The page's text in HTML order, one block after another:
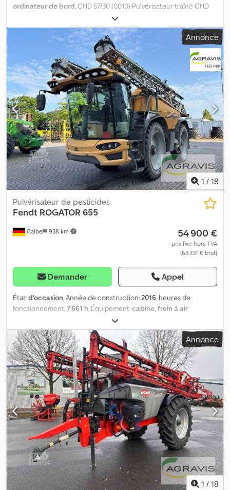
ordinateur de bord, CHD 57/30 (0010) Pulvérisateur traîné CHD
57/30 d'occasion Dksdpfsyyrmpox Acnsr (0020) Contrôle
technique pulvérisateur valable jusqu'en 2027 (0030)
Compensation de dévers (0040) Largeur de travail 30 m (0040)
Porte-buse simple (0050) Installation d'éclairage (0060)
Entraînement par prise de force (PDF) (0070) Système de lavage
extérieur (0080) Double pompe (0090) Ordinateur de bord Uni
Control S (0100) Attelage inférieur K80 (0110) Trémie
d'incorporation
Annonce
1 / 18
Calbe 938 km
Pulvérisateur de pesticides
Fendt ROGATOR 655
54 900 €
prix fixe hors TVA
(65 331 € brut)
Demander Appel
État:d'occasion, Année de construction:2016, heures de
fonctionnement:7 661 h, Équipement:cabine, frein à air
, ROGATOR 655 0010 Pulvérisateur automoteur
Rogator 655, d'occasion, de marque AGCO 0020 Cabine,
climatisation, ventilation, chauffage 0030 2 terminaux Vario de
10,4 pouces 0040 Siège à suspension pneumatique, réglage du
volant 0050 Radio, caméra de recul 0060 Phares de travail avant
et arrière 0070 Feux clignotants à 360 degrés 0080 Barre de
pulvérisation en aluminium de 30 m 0090 Pliable hydrauliquement
0100 Système de guidage de la hauteur de la barre OptiSonic
0110 Réservoir de produit de 6 000 litres Dkjdpezr Sl Hefx Acner
0120 Réservoir d'eau claire 0130 Système de rinçage 0140
Nettoyage extérieur à l'air comprimé, à l'arrière 0150 Nettoyage
extérieur à l'eau, à l'arrière 0160 Réglage hydraulique de la largeur
de voie 0170 Attelage automatique Pneumatiques : 480 / 80 R50
0190 Contrôle technique du pulvérisateur valable jusqu'au
premier semestre 2028
Annonce
1 / 18